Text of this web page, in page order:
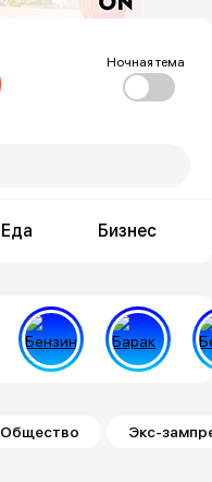
Ночная тема
Еда Бизнес
Общество Экс-